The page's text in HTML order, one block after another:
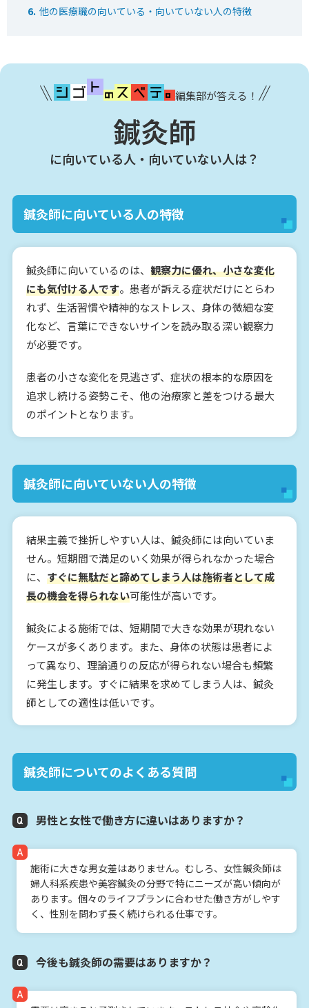
他の医療職の向いている・向いていない人の特徴
編集部が答える！
鍼灸師
に向いている人・向いていない人は？
鍼灸師に向いている人の特徴
鍼灸師に向いているのは、 観察力に優れ、小さな変化
にも気付ける人です。患者が訴える症状だけにとらわ
れず、生活習慣や精神的なストレス、身体の微細な変
化など、言葉にできないサインを読み取る深い観察力
が必要です。
患者の小さな変化を見逃さず、症状の根本的な原因を
追求し続ける姿勢こそ、他の治療家と差をつける最大
のポイントとなります。
鍼灸師に向いていない人の特徴
結果主義で挫折しやすい人は、鍼灸師には向いていま
せん。短期間で満足のいく効果が得られなかった場合
に、 すぐに無駄だと諦めてしまう人は施術者として成
長の機会を得られない可能性が高いです。
鍼灸による施術では、短期間で大きな効果が現れない
ケースが多くあります。また、身体の状態は患者によ
って異なり、理論通りの反応が得られない場合も頻繁
に発生します。すぐに結果を求めてしまう人は、鍼灸
師としての適性は低いです。
鍼灸師についてのよくある質問
男性と女性で働き方に違いはありますか？
施術に大きな男女差はありません。むしろ、女性鍼灸師は
婦人科系疾患や美容鍼灸の分野で特にニーズが高い傾向が
あります。個々のライフプランに合わせた働き方がしやす
く、性別を問わず長く続けられる仕事です。
今後も鍼灸師の需要はありますか？